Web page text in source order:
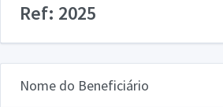
Ref: 2025
Nome do Beneficiário